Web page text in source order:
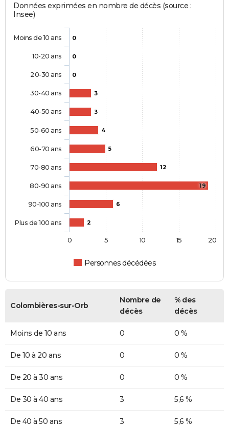
Données exprimées en nombre de décès (source :
Insee)
0
0
0
3
3
4
5
12
19
6
2
Personnes décédées
Moins de 10 ans
10-20 ans
20-30 ans
30-40 ans
40-50 ans
50-60 ans
60-70 ans
70-80 ans
80-90 ans
90-100 ans
Plus de 100 ans
0 5 10 15 20
Colombières-sur-Orb
Nombre de
décès
% des
décès
Moins de 10 ans 0 0 %
De 10 à 20 ans 0 0 %
De 20 à 30 ans 0 0 %
De 30 à 40 ans 3 5,6 %
De 40 à 50 ans 3 5,6 %